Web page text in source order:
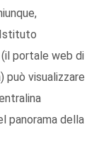
portale web di
può visualizzare
panorama della